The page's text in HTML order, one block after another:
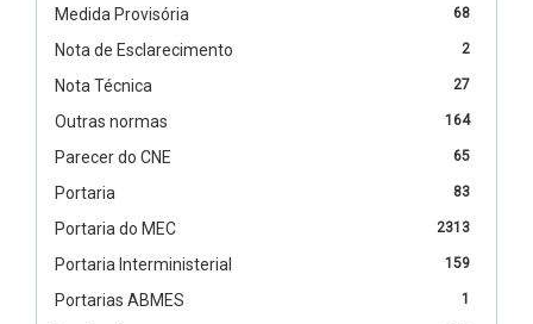
68
Medida Provisória
2
Nota de Esclarecimento
27
Nota Técnica
164
Outras normas
65
Parecer do CNE
83
Portaria
2313
Portaria do MEC
159
Portaria Interministerial
1
Portarias ABMES